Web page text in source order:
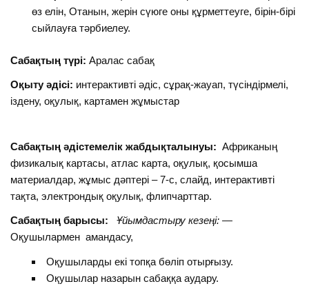
өз елін, Отанын, жерін сүюге оны құрметтеуге, бірін-бірі
сыйлауға тәрбиелеу.
Сабақтың түрі: Аралас сабақ
Оқыту әдісі: интерактивті әдіс, сұрақ-жауап, түсіндірмелі,
іздену, оқулық, картамен жұмыстар
Сабақтың әдістемелік жабдықталынуы: Африканың
физикалық картасы, атлас карта, оқулық, қосымша
материалдар, жұмыс дәптері – 7-с, слайд, интерактивті
тақта, электрондық оқулық, флипчарттар.
Сабақтың барысы:Ұйымдастыру кезеңі: —
Оқушылармен амандасу,
Оқушыларды екі топқа бөліп отырғызу.
Оқушылар назарын сабаққа аудару.